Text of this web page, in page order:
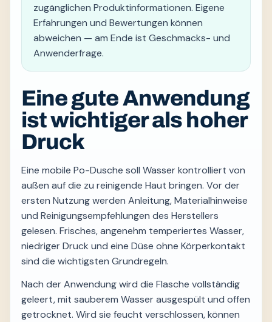
zugänglichen Produktinformationen. Eigene
Erfahrungen und Bewertungen können
abweichen — am Ende ist Geschmacks- und
Anwenderfrage.
Eine gute Anwendung
ist wichtiger als hoher
Druck
Eine mobile Po-Dusche soll Wasser kontrolliert von
außen auf die zu reinigende Haut bringen. Vor der
ersten Nutzung werden Anleitung, Materialhinweise
und Reinigungsempfehlungen des Herstellers
gelesen. Frisches, angenehm temperiertes Wasser,
niedriger Druck und eine Düse ohne Körperkontakt
sind die wichtigsten Grundregeln.
Nach der Anwendung wird die Flasche vollständig
geleert, mit sauberem Wasser ausgespült und offen
getrocknet. Wird sie feucht verschlossen, können